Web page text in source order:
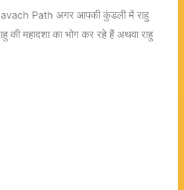
Path अगर आपकी कुंडली में राहु
की महादशा का भोग कर रहे हैं अथवा राहु